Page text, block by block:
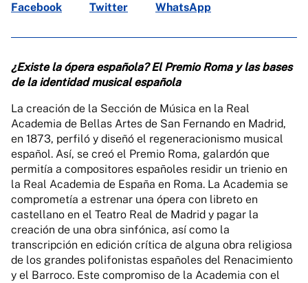
Facebook
Twitter WhatsApp
¿Existe la ópera española?El Premio Roma y las bases
de la identidad musical española
La creación de la Sección de Música en la Real
Academia de Bellas Artes de San Fernando en Madrid,
en 1873, perfiló y diseñó el regeneracionismo musical
español. Así, se creó el Premio Roma, galardón que
permitía a compositores españoles residir un trienio en
la Real Academia de España en Roma. La Academia se
comprometía a estrenar una ópera con libreto en
castellano en el Teatro Real de Madrid y pagar la
creación de una obra sinfónica, así como la
transcripción en edición crítica de alguna obra religiosa
de los grandes polifonistas españoles del Renacimiento
y el Barroco. Este compromiso de la Academia con el